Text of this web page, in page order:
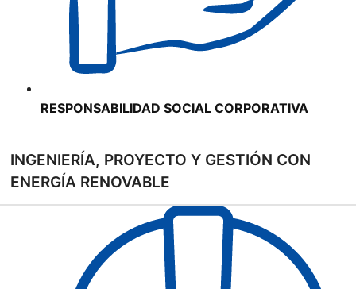
RESPONSABILIDAD SOCIAL CORPORATIVA
INGENIERÍA, PROYECTO Y GESTIÓN CON
ENERGÍA RENOVABLE